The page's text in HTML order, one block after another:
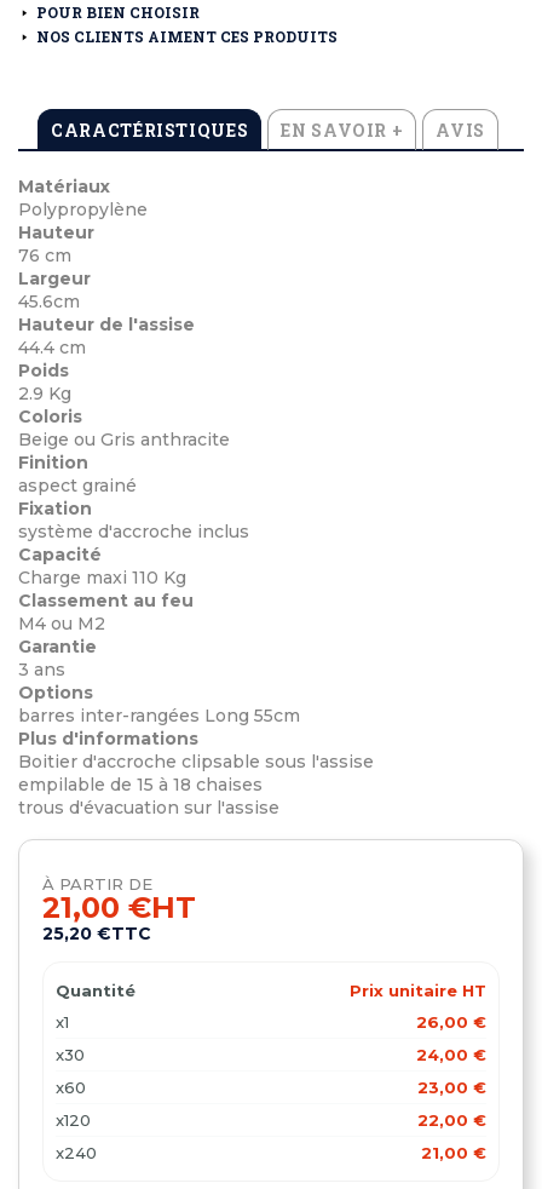
POUR BIEN CHOISIR
NOS CLIENTS AIMENT CES PRODUITS
CARACTÉRISTIQUES EN SAVOIR + AVIS
Matériaux
Polypropylène
Hauteur
76 cm
Largeur
45.6cm
Hauteur de l'assise
44.4 cm
Poids
2.9 Kg
Coloris
Beige ou Gris anthracite
Finition
aspect grainé
Fixation
système d'accroche inclus
Capacité
Charge maxi 110 Kg
Classement au feu
M4 ou M2
Garantie
3 ans
Options
barres inter-rangées Long 55cm
Plus d'informations
Boitier d'accroche clipsable sous l'assise
empilable de 15 à 18 chaises
trous d'évacuation sur l'assise
À PARTIR DE
21,00 €HT
25,20 €TTC
Quantité
Prix unitaire HT
x1
26,00 €
x30
24,00 €
x60
23,00 €
x120
22,00 €
x240
21,00 €